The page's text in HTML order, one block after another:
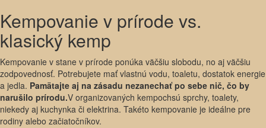
Kempovanie v prírode vs.
klasický kemp
Kempovanie v stane v prírode ponúka väčšiu slobodu, no aj väčšiu
zodpovednosť. Potrebujete mať vlastnú vodu, toaletu, dostatok energie
a jedla. Pamätajte aj na zásadu nezanechať po sebe nič, čo by
narušilo prírodu.V organizovaných kempochsú sprchy, toalety,
niekedy aj kuchynka či elektrina. Takéto kempovanie je ideálne pre
rodiny alebo začiatočníkov.